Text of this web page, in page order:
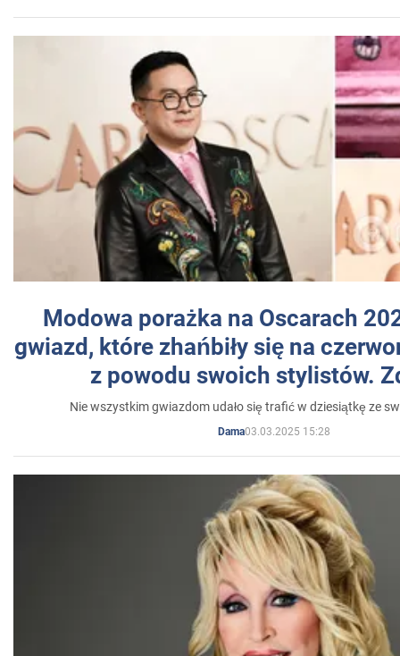
Modowa porażka na Oscarach
gwiazd, które zhańbiły się na
z powodu swoich stylistów.
Nie wszystkim gwiazdom udało się trafić w dziesiątkę ze
Dama03.03.2025 15:28